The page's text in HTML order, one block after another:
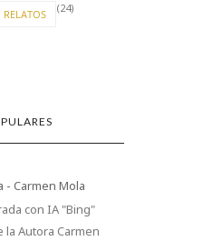
RELATOS (24)
- Carmen Mola
con IA "Bing"
la Autora Carmen